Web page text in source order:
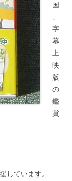
国
」
字
幕
上
映
版
の
鑑
賞
しています。